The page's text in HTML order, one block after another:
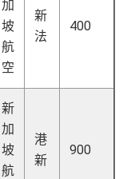
加
坡
航
空
新
法
400
新
加
坡
航
港
新
900